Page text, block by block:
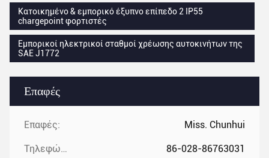
Επαφές
Επαφές: Miss. Chunhui
Τηλεφώνημα: 86-028-86763031
Κατοικημένο & εμπορικό έξυπνο επίπεδο 2 IP55
chargepoint φορτιστές
Εμπορικοί ηλεκτρικοί σταθμοί χρέωσης αυτοκινήτων της
SAE J1772